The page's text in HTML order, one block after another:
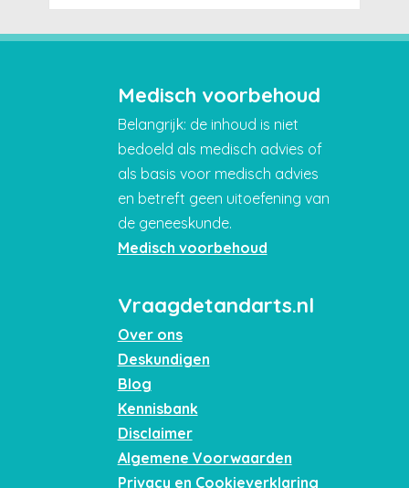
Medisch voorbehoud
Belangrijk: de inhoud is niet
bedoeld als medisch advies of
als basis voor medisch advies
en betreft geen uitoefening van
de geneeskunde.
Medisch voorbehoud
Vraagdetandarts.nl
Over ons
Deskundigen
Blog
Kennisbank
Disclaimer
Algemene Voorwaarden
Privacy en Cookieverklaring